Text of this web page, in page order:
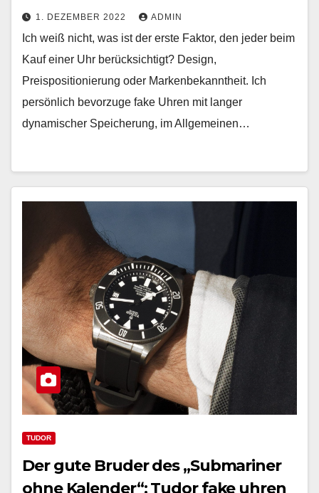
1. DEZEMBER 2022 ADMIN
Ich weiß nicht, was ist der erste Faktor, den jeder beim
Kauf einer Uhr berücksichtigt? Design,
Preispositionierung oder Markenbekanntheit. Ich
persönlich bevorzuge fake Uhren mit langer
dynamischer Speicherung, im Allgemeinen…
TUDOR
Der gute Bruder des „Submariner
ohne Kalender“: Tudor fake uhren